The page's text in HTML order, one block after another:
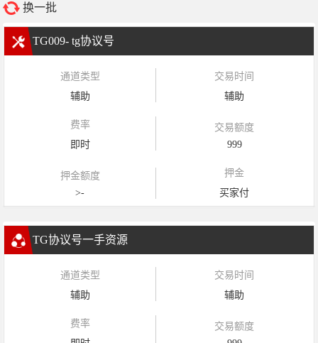
换一批
TG009- tg协议号
通道类型
辅助
交易时间
辅助
费率
即时
交易额度
999
押金额度
>-
押金
买家付
TG协议号一手资源
通道类型
辅助
交易时间
辅助
费率
交易额度